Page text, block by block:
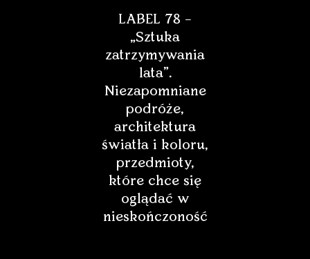
LABEL 78 –
„Sztuka
zatrzymywania
lata”.
Niezapomniane
podróże,
architektura
światła i koloru,
przedmioty,
które chce się
oglądać w
nieskończoność